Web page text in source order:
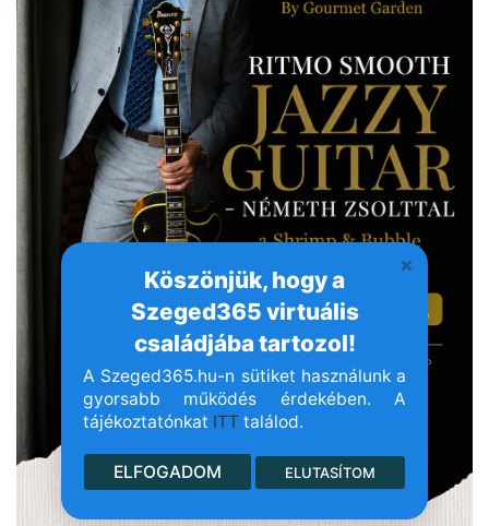
Köszönjük, hogy a
Szeged365 virtuális
családjába tartozol!
A Szeged365.hu-n sütiket használunk a
gyorsabb működés érdekében. A
tájékoztatónkat ITT találod.
ELFOGADOM ELUTASÍTOM